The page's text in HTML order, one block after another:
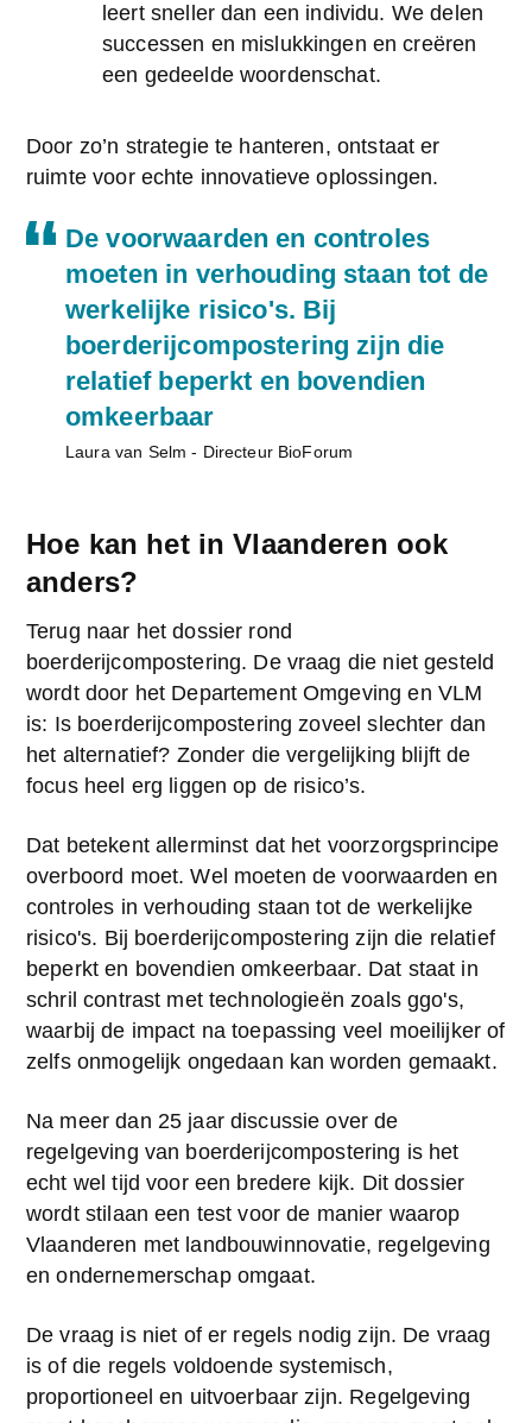
leert sneller dan een individu. We delen
successen en mislukkingen en creëren
een gedeelde woordenschat.
Door zo’n strategie te hanteren, ontstaat er
ruimte voor echte innovatieve oplossingen.
De voorwaarden en controles
moeten in verhouding staan tot de
werkelijke risico's. Bij
boerderijcompostering zijn die
relatief beperkt en bovendien
omkeerbaar
Laura van Selm - Directeur BioForum
Hoe kan het in Vlaanderen ook
anders?
Terug naar het dossier rond
boerderijcompostering. De vraag die niet gesteld
wordt door het Departement Omgeving en VLM
is: Is boerderijcompostering zoveel slechter dan
het alternatief? Zonder die vergelijking blijft de
focus heel erg liggen op de risico’s.
Dat betekent allerminst dat het voorzorgsprincipe
overboord moet. Wel moeten de voorwaarden en
controles in verhouding staan tot de werkelijke
risico's. Bij boerderijcompostering zijn die relatief
beperkt en bovendien omkeerbaar. Dat staat in
schril contrast met technologieën zoals ggo's,
waarbij de impact na toepassing veel moeilijker of
zelfs onmogelijk ongedaan kan worden gemaakt.
Na meer dan 25 jaar discussie over de
regelgeving van boerderijcompostering is het
echt wel tijd voor een bredere kijk. Dit dossier
wordt stilaan een test voor de manier waarop
Vlaanderen met landbouwinnovatie, regelgeving
en ondernemerschap omgaat.
De vraag is niet of er regels nodig zijn. De vraag
is of die regels voldoende systemisch,
proportioneel en uitvoerbaar zijn. Regelgeving